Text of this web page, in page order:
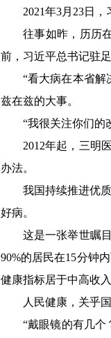
2021年3月23日
往事如昨，历历
前，习近平总书记驻
“看大病在本省解
兹在兹的大事。
“我很关注你们的
2012年起，三明
办法。
我国持续推进优
好病。
这是一张举世瞩
90%的居民在15分钟
健康指标居于中高收入
人民健康，关乎
“戴眼镜的有几个